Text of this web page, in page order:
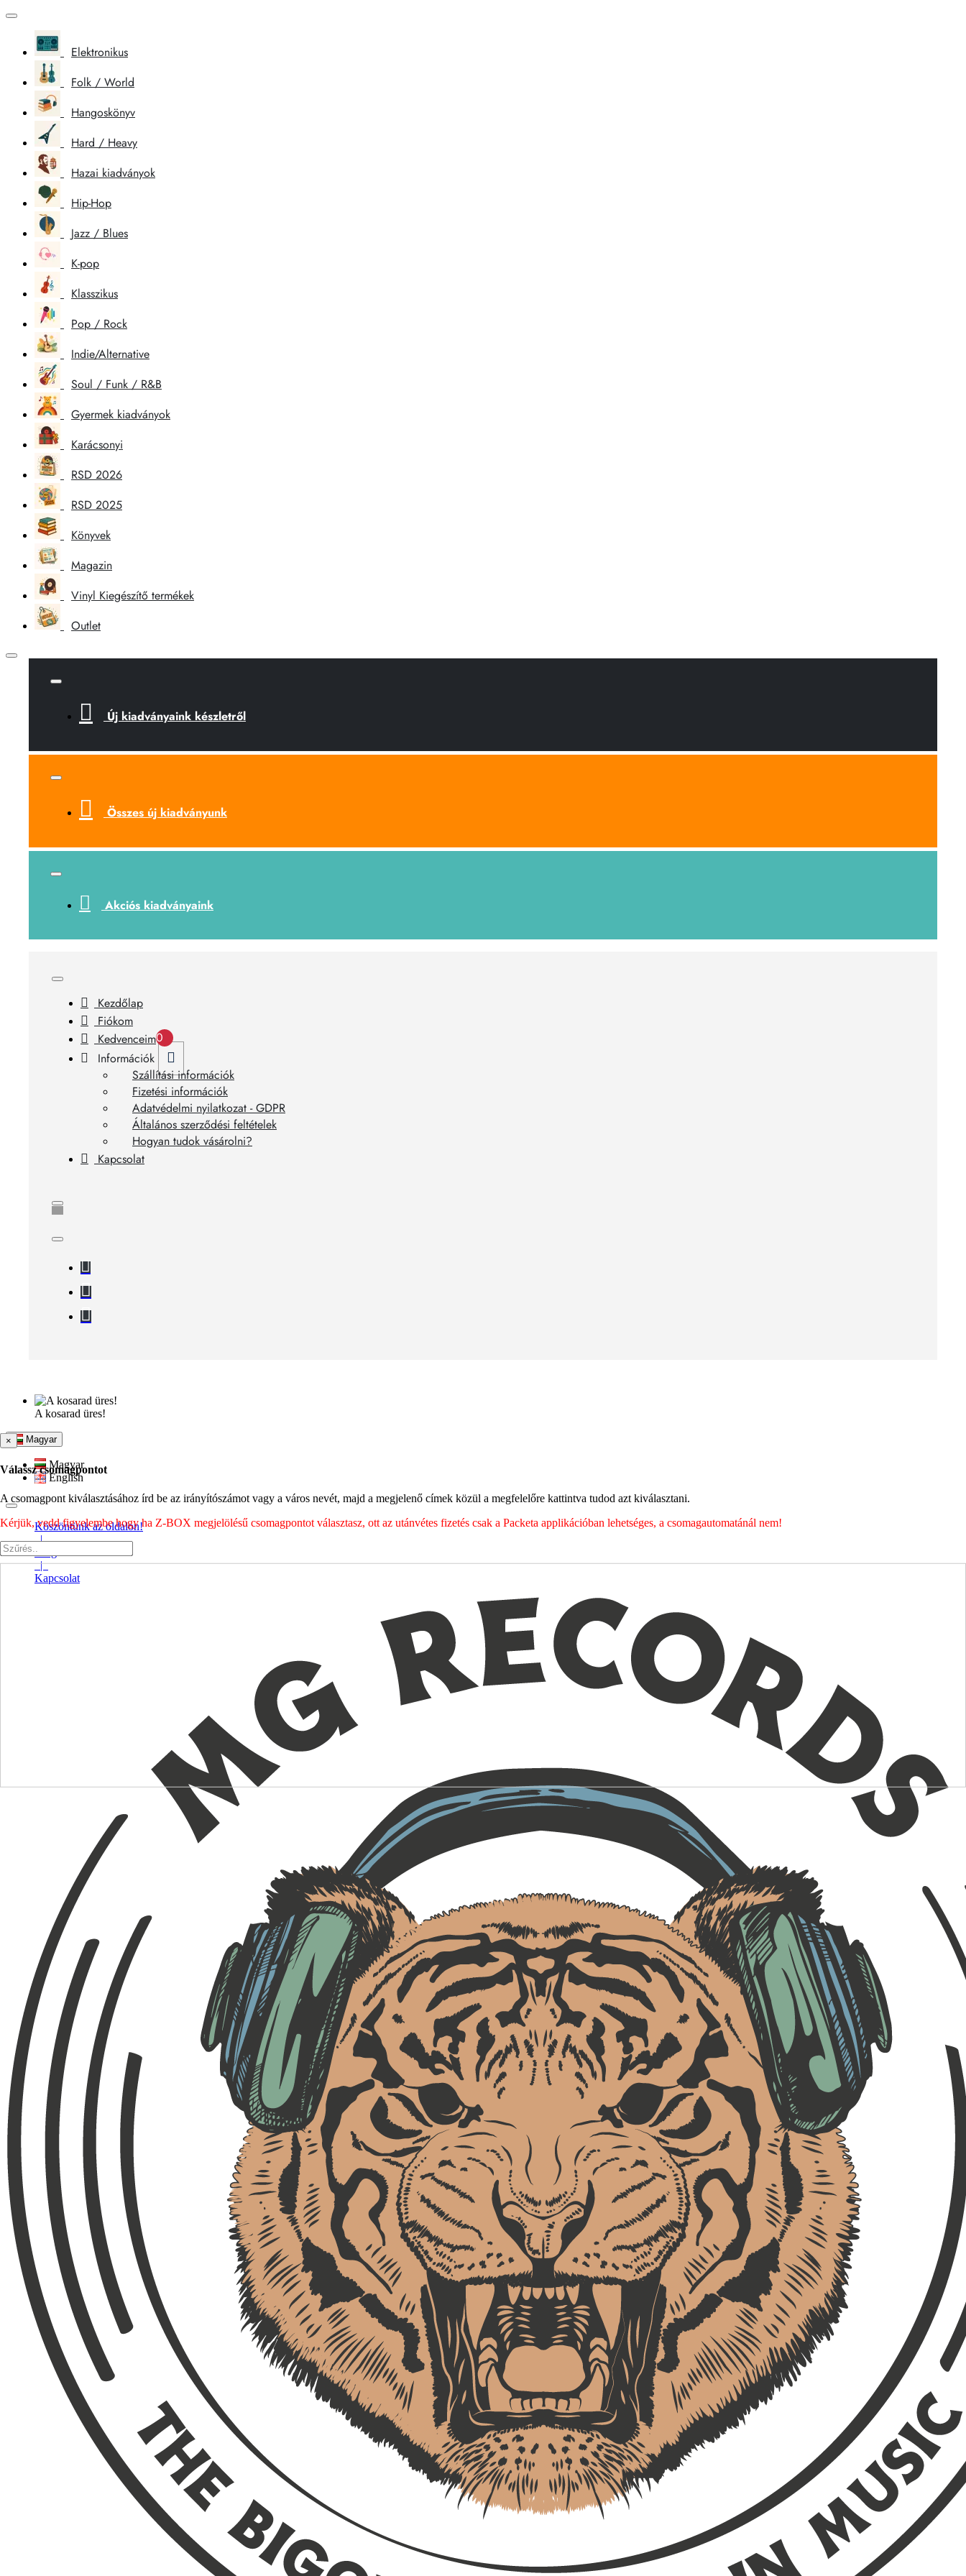
Elektronikus
Folk / World
Hangoskönyv
Hard / Heavy
Hazai kiadványok
Hip-Hop
Jazz / Blues
K-pop
Klasszikus
Pop / Rock
Indie/Alternative
Soul / Funk / R&B
Gyermek kiadványok
Karácsonyi
RSD 2026
RSD 2025
Könyvek
Magazin
Vinyl Kiegészítő termékek
Outlet
Új kiadványaink készletről
Összes új kiadványunk
Akciós kiadványaink
Kezdőlap
Fiókom
Kedvenceim0
Információk
Szállítási információk
Fizetési információk
Adatvédelmi nyilatkozat - GDPR
Általános szerződési feltételek
Hogyan tudok vásárolni?
Kapcsolat
A kosarad üres!
Magyar
Magyar
English
Köszöntünk az oldalon!
|
Blog
|
Kapcsolat
×
Válassz csomagpontot
A csomagpont kiválasztásához írd be az irányítószámot vagy a város nevét, majd a megjelenő címek közül a megfelelőre kattintva tudod azt kiválasztani.
Kérjük, vedd figyelembe hogy ha Z-BOX megjelölésű csomagpontot választasz, ott az utánvétes fizetés csak a Packeta applikációban lehetséges, a csomagautomatánál nem!